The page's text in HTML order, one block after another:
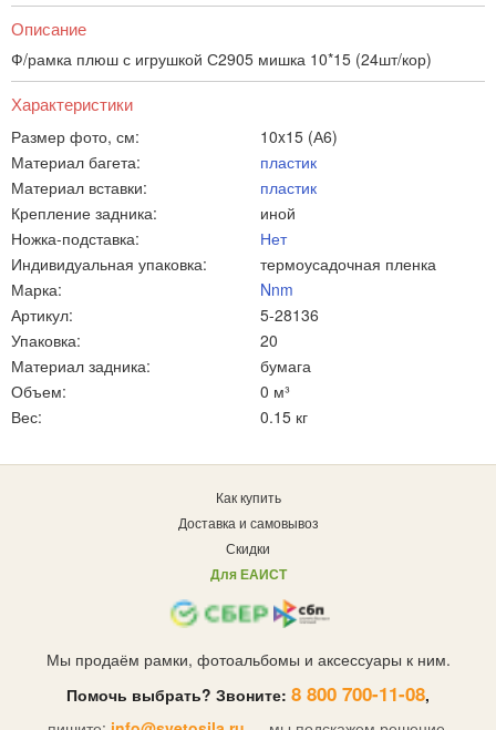
Описание
Ф/рамка плюш с игрушкой С2905 мишка 10*15 (24шт/кор)
Характеристики
Размер фото, см:
10x15 (А6)
Материал багета:
пластик
Материал вставки:
пластик
Крепление задника:
иной
Ножка-подставка:
Нет
Индивидуальная упаковка:
термоусадочная пленка
Марка:
Nnm
Артикул:
5-28136
Упаковка:
20
Материал задника:
бумага
Объем:
0 м³
Вес:
0.15 кг
Как купить
Доставка и самовывоз
Скидки
Для ЕАИСТ
Мы продаём рамки, фотоальбомы и аксессуары к ним.
Помочь выбрать? Звоните: 8 800 700-11-08,